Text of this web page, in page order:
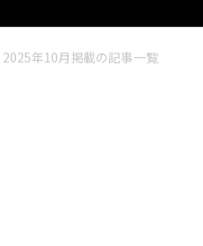
2025年10月掲載の記事一覧